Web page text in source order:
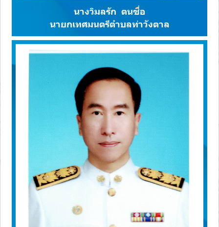
นางวิมลรัก ตนซื่อ
นายกเทศมนตรีตำบลท่าวังตาล